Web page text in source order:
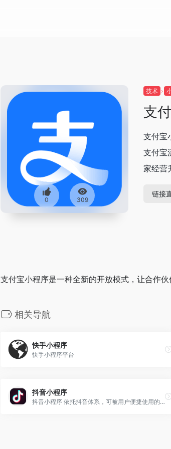
0 309
技术
支
支付宝
支付宝
家经营
链接
支付宝小程序是一种全新的开放模式，让合作
相关导航
快手小程序
快手小程序平台
抖音小程序
抖音小程序 依托抖音体系，可被用户便捷使用的产品形态。开发者可基于抖音小程序来提供产品、服务、工具等，并通过短视频、直播间等挂载场景为小程序引流